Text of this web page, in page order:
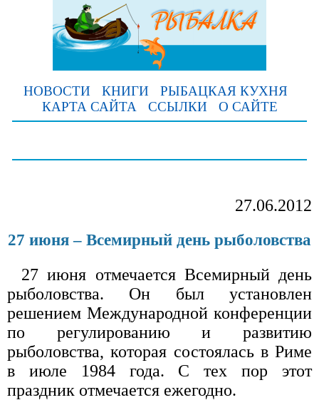
НОВОСТИ КНИГИ
РЫБАЦКАЯ КУХНЯ
КАРТА САЙТА
ССЫЛКИ О САЙТЕ
27.06.2012
27 июня – Всемирный день рыболовства
27 июня отмечается Всемирный день
рыболовства. Он был установлен
решением Международной конференции
по регулированию и развитию
рыболовства, которая состоялась в Риме
в июле 1984 года. С тех пор этот
праздник отмечается ежегодно.